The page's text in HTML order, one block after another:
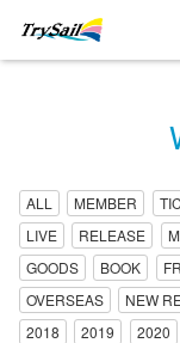
ALL MEMBER
LIVE
RELEASE
GOODS
BOOK
OVERSEAS
NEW
2018
2019 2020